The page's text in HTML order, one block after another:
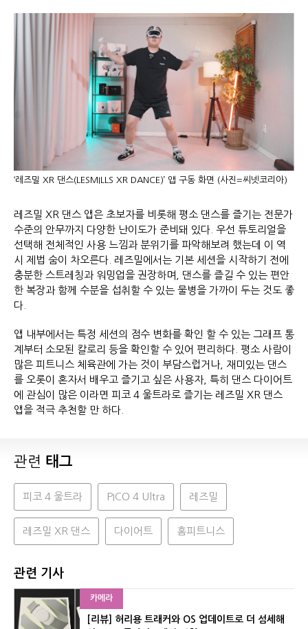
‘레즈밀 XR 댄스(LESMILLS XR DANCE)’ 앱 구동 화면 (사진=씨넷코리아)
레즈밀 XR 댄스 앱은 초보자를 비롯해 평소 댄스를 즐기는 전문가
수준의 안무까지 다양한 난이도가 준비돼 있다. 우선 튜토리얼을
선택해 전체적인 사용 느낌과 분위기를 파악해보려 했는데 이 역
시 제법 숨이 차오른다. 레즈밀에서는 기본 세션을 시작하기 전에
충분한 스트레칭과 워밍업을 권장하며, 댄스를 즐길 수 있는 편안
한 복장과 함께 수분을 섭취할 수 있는 물병을 가까이 두는 것도 좋
다.
앱 내부에서는 특정 세션의 점수 변화를 확인 할 수 있는 그래프 통
계부터 소모된 칼로리 등을 확인할 수 있어 편리하다. 평소 사람이
많은 피트니스 체육관에 가는 것이 부담스럽거나, 재미있는 댄스
를 오롯이 혼자서 배우고 즐기고 싶은 사용자, 특히 댄스 다이어트
에 관심이 많은 이라면 피코 4 울트라로 즐기는 레즈밀 XR 댄스
앱을 적극 추천할 만 하다.
관련 태그
피코 4 울트라 PICO 4 Ultra 레즈밀
레즈밀 XR 댄스 다이어트 홈피트니스
관련 기사
카메라
[리뷰] 허리용 트래커와 OS 업데이트로 더 섬세해